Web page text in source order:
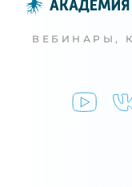
ВЕБИНАРЫ,